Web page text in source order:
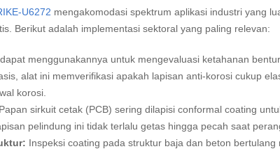
U6272 mengakomodasi spektrum aplikasi industri yang
Berikut adalah implementasi sektoral yang paling relevan:
menggunakannya untuk mengevaluasi ketahanan
alat ini memverifikasi apakah lapisan anti-korosi cukup
korosi.
Papan sirkuit cetak (PCB) sering dilapisi conformal coating
pelindung ini tidak terlalu getas hingga pecah saat
Inspeksi coating pada struktur baja dan beton